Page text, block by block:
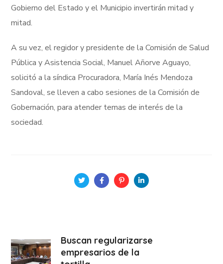
Gobierno del Estado y el Municipio invertirán mitad y
mitad.
A su vez, el regidor y presidente de la Comisión de Salud
Pública y Asistencia Social, Manuel Añorve Aguayo,
solicitó a la síndica Procuradora, María Inés Mendoza
Sandoval, se lleven a cabo sesiones de la Comisión de
Gobernación, para atender temas de interés de la
sociedad.
Buscan regularizarse
empresarios de la